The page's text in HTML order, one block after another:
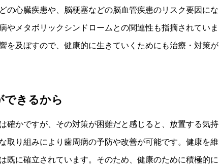
の心臓疾患や、脳梗塞などの脳血管疾患のリスク要因にな
やメタボリックシンドロームとの関連性も指摘されていま
を及ぼすので、健康的に生きていくためにも治療・対策が
できるから
確かですが、その対策が困難だと感じると、放置する気持
取り組みにより歯周病の予防や改善が可能です。健康を維
既に確立されています。そのため、健康のために積極的に